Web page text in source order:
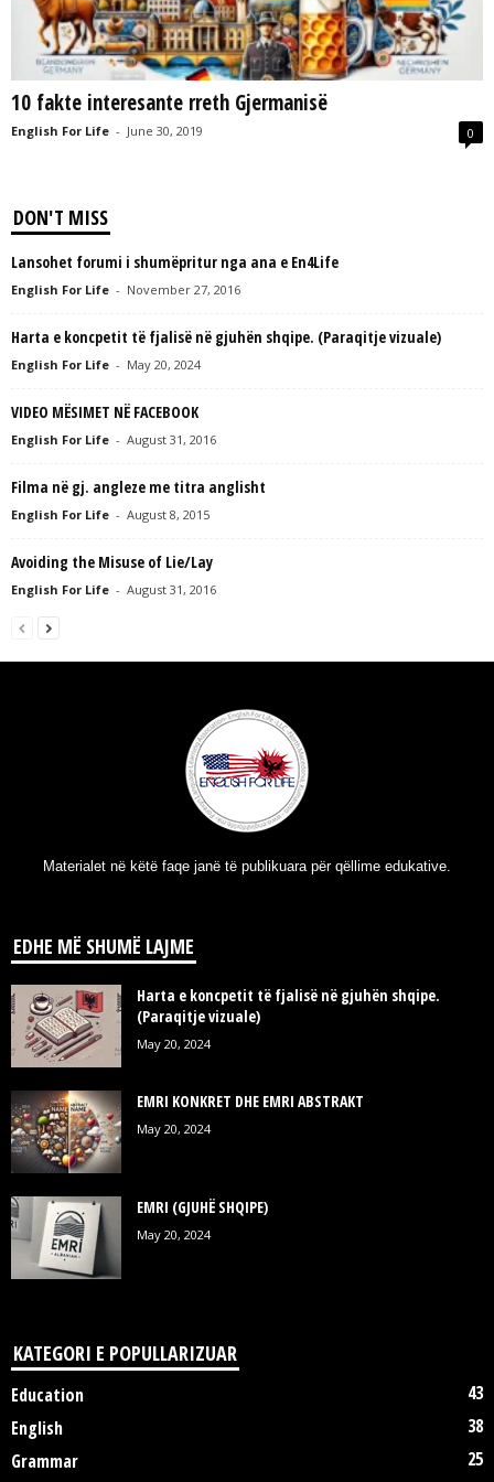
10 fakte interesante rreth Gjermanisë
English For Life - June 30, 2019 0
DON'T MISS
Lansohet forumi i shumëpritur nga ana e En4Life
English For Life - November 27, 2016
Harta e koncpetit të fjalisë në gjuhën shqipe. (Paraqitje vizuale)
English For Life - May 20, 2024
VIDEO MËSIMET NË FACEBOOK
English For Life - August 31, 2016
Filma në gj. angleze me titra anglisht
English For Life - August 8, 2015
Avoiding the Misuse of Lie/Lay
English For Life - August 31, 2016
Materialet në këtë faqe janë të publikuara për qëllime edukative.
EDHE MË SHUMË LAJME
Harta e koncpetit të fjalisë në gjuhën shqipe.
(Paraqitje vizuale)
May 20, 2024
EMRI KONKRET DHE EMRI ABSTRAKT
May 20, 2024
EMRI (GJUHË SHQIPE)
May 20, 2024
KATEGORI E POPULLARIZUAR
Education
43
English
38
Grammar
25